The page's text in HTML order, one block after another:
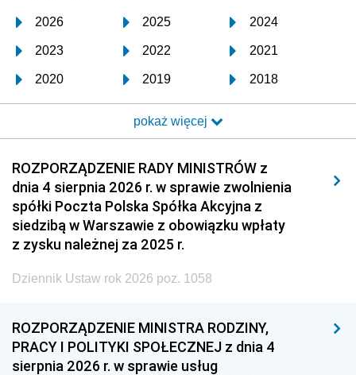
2026 2025 2024
2023 2022 2021
2020 2019 2018
2017 2016 2015
2014 2013 2012
2011 2010 2009
2008 2007 2006
2005 2004 2003
2002 2001
1999 1998
1993 1992 1991
1990 1989
pokaż więcej
ROZPORZĄDZENIE RADY MINISTRÓW z
dnia 4 sierpnia 2026 r. w sprawie zwolnienia
spółki Poczta Polska Spółka Akcyjna z
siedzibą w Warszawie z obowiązku wpłaty
z zysku należnej za 2025 r.
Dziennik Ustaw rok 2026 poz. 1058
ROZPORZĄDZENIE MINISTRA RODZINY,
PRACY I POLITYKI SPOŁECZNEJ z dnia 4
sierpnia 2026 r. w sprawie usług